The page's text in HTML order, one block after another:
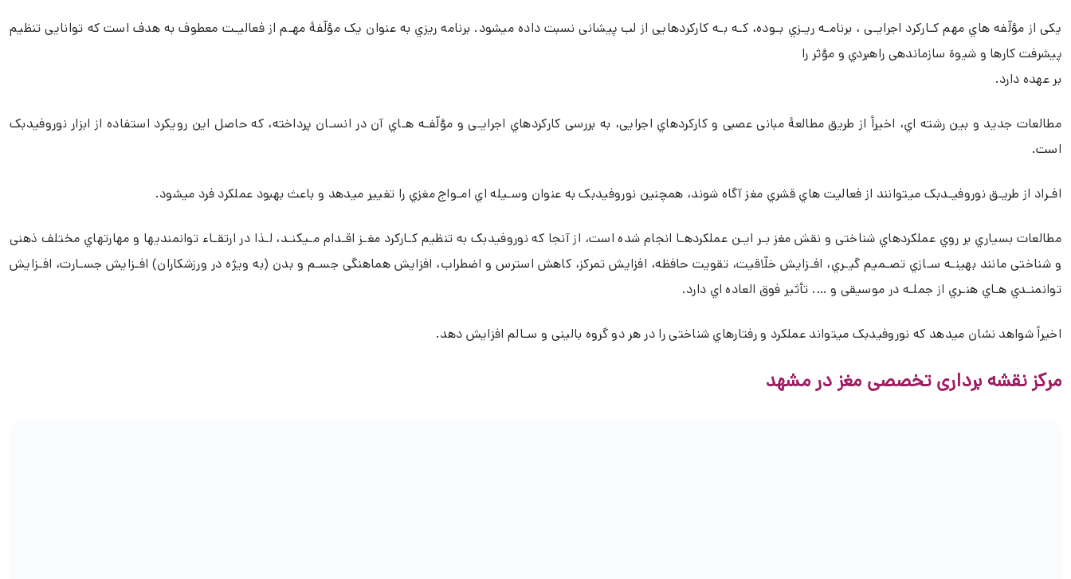
یکی از مؤلّفه هاي مهم کـارکرد اجرایـی ، برنامـه ریـزي بـوده، کـه بـه کارکردهایی از لب پیشانی نسبت داده میشود. برنامه ریزي به عنوان یک مؤلّفۀ مهـم از فعالیـت معطوف به هدف است که توانایی تنظیم
پیشرفت کارها و شیوة سازماندهی راهبردي و مؤثر را
بر عهده دارد.
مطالعات جدید و بین رشته اي، اخیراً از طریق مطالعۀ مبانی عصبی و کارکردهاي اجرایی، به بررسی کارکردهاي اجرایـی و مؤلّفـه هـاي آن در انسـان پرداخته، که حاصل این رویکرد استفاده از ابزار نوروفیدبک
است.
افـراد از طریـق نوروفیـدبک میتوانند از فعالیت هاي قشري مغز آگاه شوند، همچنین نوروفیدبک به عنوان وسـیله اي امـواج مغزي را تغییر میدهد و باعث بهبود عملکرد فرد میشود.
مطالعات بسیاري بر روي عملکردهاي شناختی و نقش مغز بـر ایـن عملکردهـا انجام شده است، از آنجا که نوروفیدبک به تنظیم کـارکرد مغـز اقـدام مـیکنـد، لـذا در ارتقـاء توانمنديها و مهارتهاي مختلف ذهنی
و شناختی مانند بهینـه سـازي تصـمیم گیـري، افـزایش خلّاقیت، تقویت حافظه، افزایش تمرکز، کاهش استرس و اضطراب، افزایش هماهنگی جسـم و بدن (به ویژه در ورزشکاران) افـزایش جسـارت، افـزایش
توانمنـدي هـاي هنـري از جملـه در موسیقی و …. تأثیر فوق العاده اي دارد.
اخیراً شواهد نشان میدهد که نوروفیدبک میتواند عملکرد و رفتارهاي شناختی را در هر دو گروه بالینی و سـالم افزایش دهد.
مرکز نقشه برداری تخصصی مغز در مشهد